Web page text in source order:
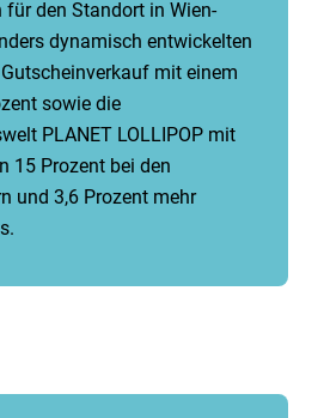
für den Standort in Wien-
dynamisch entwickelten
mit einem
sowie die
PLANET LOLLIPOP mit
15 Prozent bei den
und 3,6 Prozent mehr